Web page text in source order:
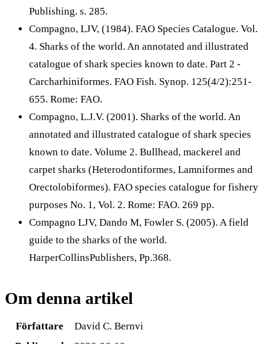
Publishing. s. 285.
Compagno, LJV, (1984). FAO Species Catalogue. Vol.
4. Sharks of the world. An annotated and illustrated
catalogue of shark species known to date. Part 2 -
Carcharhiniformes. FAO Fish. Synop. 125(4/2):251-
655. Rome: FAO.
Compagno, L.J.V. (2001). Sharks of the world. An
annotated and illustrated catalogue of shark species
known to date. Volume 2. Bullhead, mackerel and
carpet sharks (Heterodontiformes, Lamniformes and
Orectolobiformes). FAO species catalogue for fishery
purposes No. 1, Vol. 2. Rome: FAO. 269 pp.
Compagno LJV, Dando M, Fowler S. (2005). A field
guide to the sharks of the world.
HarperCollinsPublishers, Pp.368.
Om denna artikel
Författare
David C. Bernvi